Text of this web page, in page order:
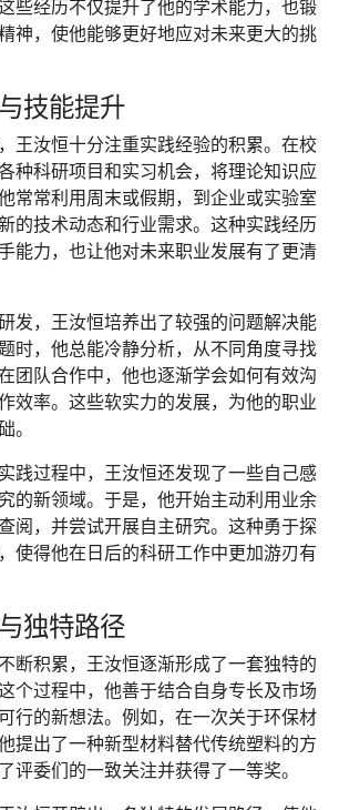
些经历不仅提升了他的学术能力，也锻
神，使他能够更好地应对未来更大的挑
技能提升
王汝恒十分注重实践经验的积累。在校
种科研项目和实习机会，将理论知识应
常常利用周末或假期，到企业或实验室
的技术动态和行业需求。这种实践经历
能力，也让他对未来职业发展有了更清
发，王汝恒培养出了较强的问题解决能
时，他总能冷静分析，从不同角度寻找
团队合作中，他也逐渐学会如何有效沟
效率。这些软实力的发展，为他的职业
。
践过程中，王汝恒还发现了一些自己感
的新领域。于是，他开始主动利用业余
阅，并尝试开展自主研究。这种勇于探
使得他在日后的科研工作中更加游刃有
独特路径
断积累，王汝恒逐渐形成了一套独特的
个过程中，他善于结合自身专长及市场
行的新想法。例如，在一次关于环保材
提出了一种新型材料替代传统塑料的方
评委们的一致关注并获得了一等奖。